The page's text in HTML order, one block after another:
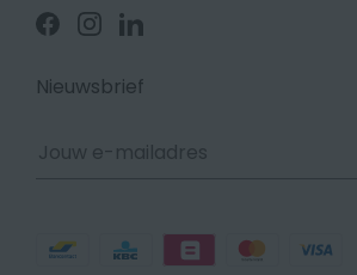
Volg
ons
Facebook
Volg
ons
Instagram
Volg
ons
Linkedin
Nieuwsbrief
Betaalmethodes